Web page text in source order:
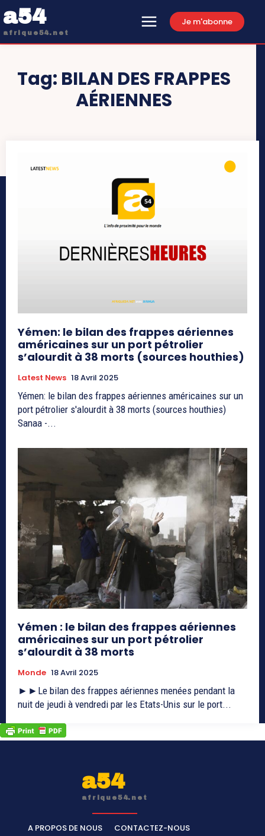
a54
afrique54.net
Je m'abonne
Tag: BILAN DES FRAPPES
AÉRIENNES
Yémen: le bilan des frappes aériennes
américaines sur un port pétrolier
s’alourdit à 38 morts (sources houthies)
Latest News 18 Avril 2025
Yémen: le bilan des frappes aériennes américaines sur un
port pétrolier s'alourdit à 38 morts (sources houthies)
Sanaa -...
Yémen : le bilan des frappes aériennes
américaines sur un port pétrolier
s’alourdit à 38 morts
Monde 18 Avril 2025
►►Le bilan des frappes aériennes menées pendant la
nuit de jeudi à vendredi par les Etats-Unis sur le port...
a54
afrique54.net
A PROPOS DE NOUS
CONTACTEZ-NOUS